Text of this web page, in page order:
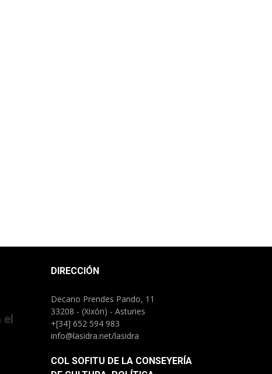
el
DIRECCIÓN
Decano Prendes Pando, 11
33208 - (Xixón) - Asturies
+[34] 652 594 983
info@lasidra.net/lasidra
COL SOFITU DE LA CONSEYERÍA